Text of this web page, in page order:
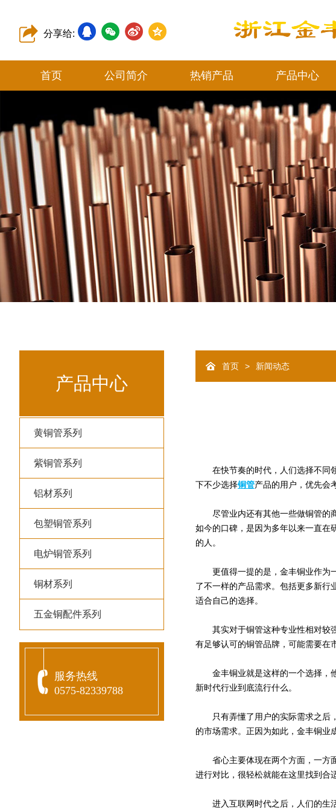
分享给:
首页 公司简介 热销产品 产品中心
产品中心
黄铜管系列
紫铜管系列
铝材系列
包塑铜管系列
电炉铜管系列
铜材系列
五金铜配件系列
服务热线
0575-82339788
首页 > 新闻动态
在快节奏的时代，人们选择不同领
下不少选择铜管产品的用户，优先会
尽管业内还有其他一些做铜管的商
如今的口碑，是因为多年以来一直在
的人。
更值得一提的是，金丰铜业作为一
了不一样的产品需求。包括更多新行
适合自己的选择。
其实对于铜管这种专业性相对较强
有足够认可的铜管品牌，可能需要在
金丰铜业就是这样的一个选择，他
新时代行业到底流行什么。
只有弄懂了用户的实际需求之后，
的市场需求。正因为如此，金丰铜业
省心主要体现在两个方面，一方面
进行对比，很轻松就能在这里找到合
进入互联网时代之后，人们的生活